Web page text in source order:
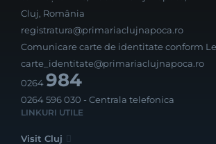
Cluj, România
registratura@primariaclujnapoca.ro
Comunicare carte de identitate conform
carte_identitate@primariaclujnapoca.ro
0264984
0264 596 030 - Centrala telefonica
LINKURI UTILE
Visit Cluj